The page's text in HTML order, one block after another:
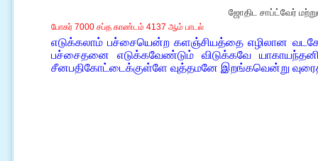
ஜோதிட சாப்ட்வேர்
போகர் 7000 சப்த காண்டம் 4137 ஆம் பாடல்
எடுக்கலாம் பச்சையென்ற களஞ்சியத்தை எழிலான
பச்சைதனை எடுக்கவேண்டும் விடுக்கவே
சீனபதிகோட்டைக்குள்ளே வுத்தமனே இறங்கவென்று